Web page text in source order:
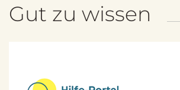
Gut zu wissen